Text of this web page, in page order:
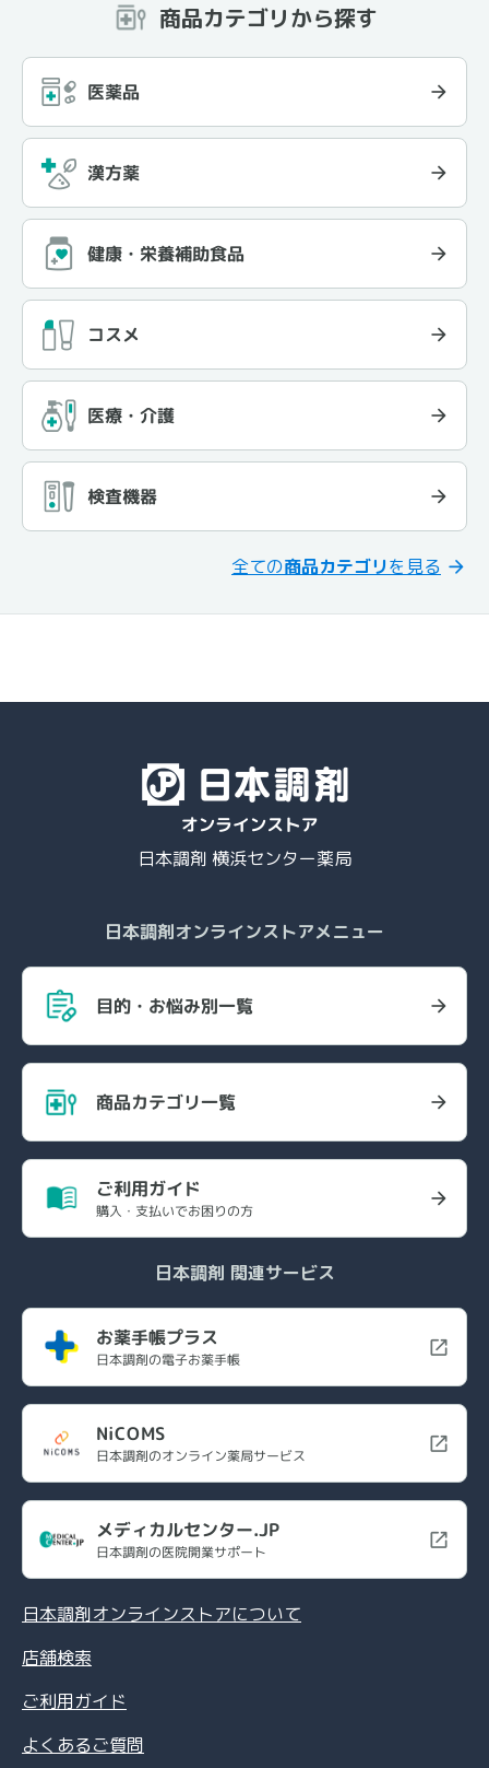
商品カテゴリから探す
医薬品
漢方薬
健康・栄養補助食品
コスメ
医療・介護
検査機器
全ての商品カテゴリを見る
日本調剤 横浜センター薬局
日本調剤オンラインストアメニュー
目的・お悩み別一覧
商品カテゴリ一覧
ご利用ガイド
購入・支払いでお困りの方
日本調剤 関連サービス
お薬手帳プラス
日本調剤の電子お薬手帳
NiCOMS
日本調剤のオンライン薬局サービス
メディカルセンター.JP
日本調剤の医院開業サポート
日本調剤オンラインストアについて
店舗検索
ご利用ガイド
よくあるご質問